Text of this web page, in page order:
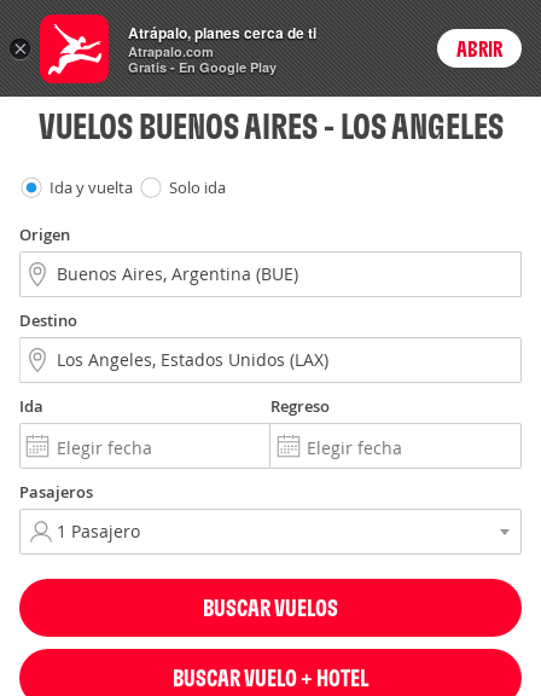
Vuelos Login
VUELOS BUENOS AIRES - LOS ANGELES
Ida y vuelta Solo ida
Origen
Destino
Ida Regreso
Pasajeros
BUSCAR VUELOS
BUSCAR VUELO + HOTEL
×
Atrápalo, planes cerca de ti
Atrapalo.com
Gratis - En Google Play
ABRIR